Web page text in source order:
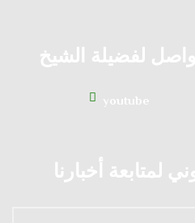
لفضيلة الشيخ
youtube
لمتابعة أخبارنا